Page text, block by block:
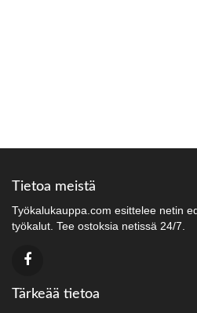
Tietoa meistä
Työkalukauppa.com esittelee netin
työkalut. Tee ostoksia netissä 24/7.
Tärkeää tietoa